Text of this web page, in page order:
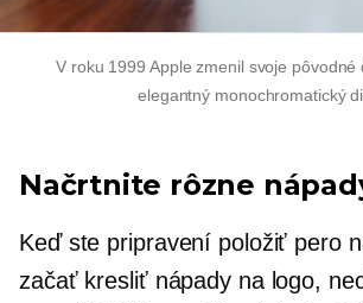
V roku 1999 Apple zmenil svoje pôvodné
elegantný monochromatický
Načrtnite rôzne
Keď ste pripravení položiť pero
začať kresliť nápady na logo,